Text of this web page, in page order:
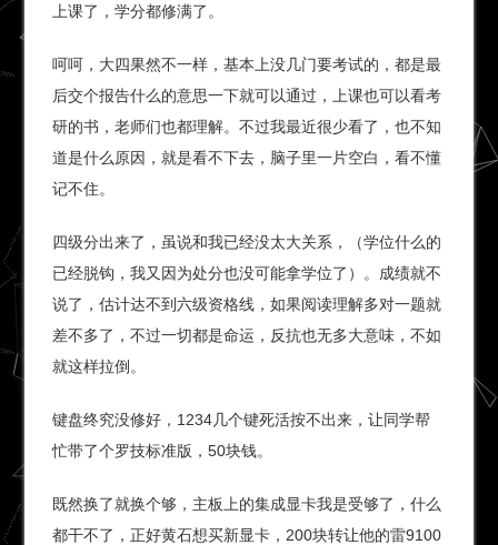
上课了，学分都修满了。
呵呵，大四果然不一样，基本上没几门要考试的，都是最
后交个报告什么的意思一下就可以通过，上课也可以看考
研的书，老师们也都理解。不过我最近很少看了，也不知
道是什么原因，就是看不下去，脑子里一片空白，看不懂
记不住。
四级分出来了，虽说和我已经没太大关系，（学位什么的
已经脱钩，我又因为处分也没可能拿学位了）。成绩就不
说了，估计达不到六级资格线，如果阅读理解多对一题就
差不多了，不过一切都是命运，反抗也无多大意味，不如
就这样拉倒。
键盘终究没修好，1234几个键死活按不出来，让同学帮
忙带了个罗技标准版，50块钱。
既然换了就换个够，主板上的集成显卡我是受够了，什么
都干不了，正好黄石想买新显卡，200块转让他的雷9100